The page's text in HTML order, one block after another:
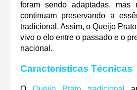
foram sendo adaptadas, mas
continuam preservando a
tradicional. Assim, o Queijo
vivo o elo entre o passado e o
nacional.
Características Técnicas